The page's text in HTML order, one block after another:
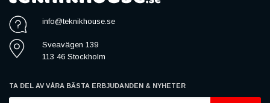
info@teknikhouse.se
Sveavägen 139
113 46 Stockholm
TA DEL AV VÅRA BÄSTA ERBJUDANDEN & NYHETER